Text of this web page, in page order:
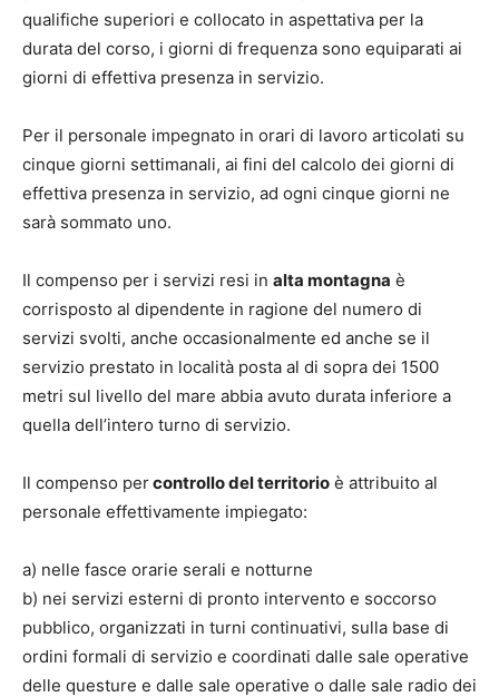
qualifiche superiori e collocato in aspettativa per la
durata del corso, i giorni di frequenza sono equiparati ai
giorni di effettiva presenza in servizio.
Per il personale impegnato in orari di lavoro articolati su
cinque giorni settimanali, ai fini del calcolo dei giorni di
effettiva presenza in servizio, ad ogni cinque giorni ne
sarà sommato uno.
Il compenso per i servizi resi in alta montagna è
corrisposto al dipendente in ragione del numero di
servizi svolti, anche occasionalmente ed anche se il
servizio prestato in località posta al di sopra dei 1500
metri sul livello del mare abbia avuto durata inferiore a
quella dell’intero turno di servizio.
Il compenso percontrollo del territorio è attribuito al
personale effettivamente impiegato:
a) nelle fasce orarie serali e notturne
b) nei servizi esterni di pronto intervento e soccorso
pubblico, organizzati in turni continuativi, sulla base di
ordini formali di servizio e coordinati dalle sale operative
delle questure e dalle sale operative o dalle sale radio dei